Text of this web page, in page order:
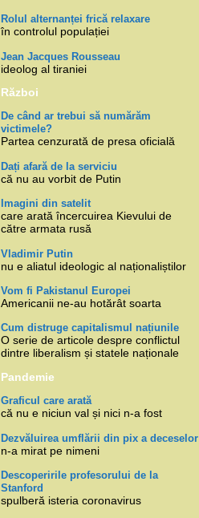
Rolul alternanței frică relaxare
în controlul populației
Jean Jacques Rousseau
ideolog al tiraniei
Război
De când ar trebui să numărăm
victimele?
Partea cenzurată de presa oficială
Dați afară de la serviciu
că nu au vorbit de Putin
Imagini din satelit
care arată încercuirea Kievului de
către armata rusă
Vladimir Putin
nu e aliatul ideologic al naționaliștilor
Vom fi Pakistanul Europei
Americanii ne-au hotărât soarta
Cum distruge capitalismul națiunile
O serie de articole despre conflictul
dintre liberalism și statele naționale
Pandemie
Graficul care arată
că nu e niciun val și nici n-a fost
Dezvăluirea umflării din pix a deceselor
n-a mirat pe nimeni
Descoperirile profesorului de la
Stanford
spulberă isteria coronavirus